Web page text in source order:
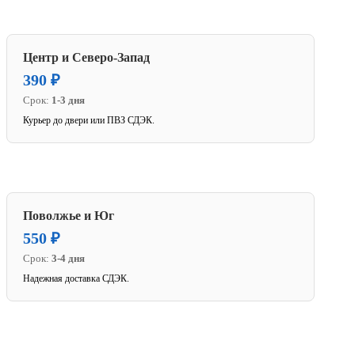
Центр и Северо-Запад
390 ₽
Срок: 1-3 дня
Курьер до двери или ПВЗ СДЭК.
Поволжье и Юг
550 ₽
Срок: 3-4 дня
Надежная доставка СДЭК.